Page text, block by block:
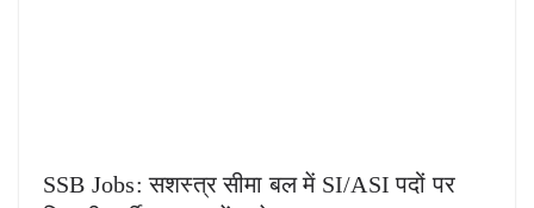
SSB Jobs: सशस्त्र सीमा बल में SI/ASI पदों पर